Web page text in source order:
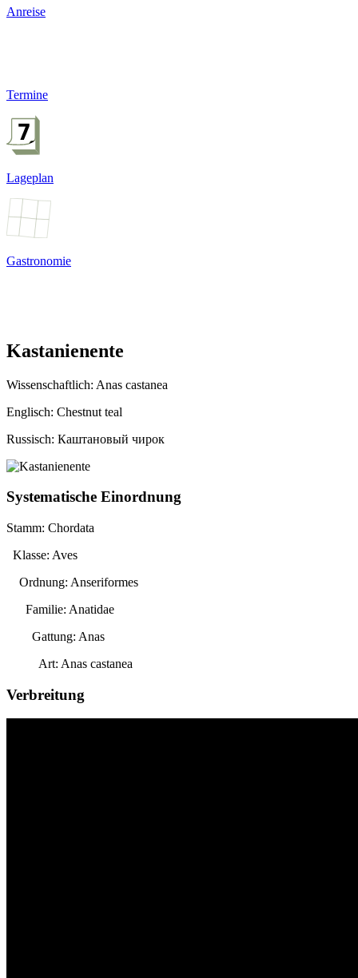
Anreise
Termine
Lageplan
Gastronomie
Kastanienente
Wissenschaftlich: Anas castanea
Englisch: Chestnut teal
Russisch: Каштановый чирок
Systematische Einordnung
Stamm: Chordata
Klasse: Aves
Ordnung: Anseriformes
Familie: Anatidae
Gattung: Anas
Art: Anas castanea
Verbreitung